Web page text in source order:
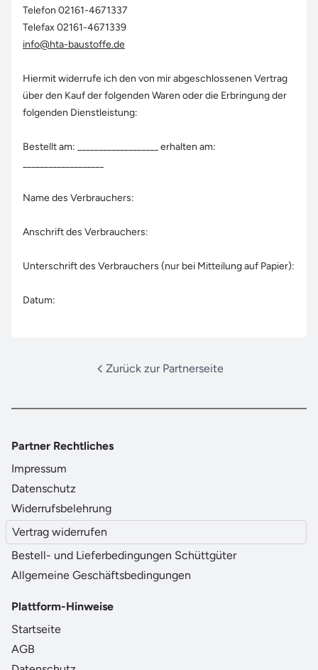
Telefon 02161-4671337
Telefax 02161-4671339
info@hta-baustoffe.de
Hiermit widerrufe ich den von mir abgeschlossenen Vertrag
über den Kauf der folgenden Waren oder die Erbringung der
folgenden Dienstleistung:
Bestellt am: ___________________ erhalten am:
Name des Verbrauchers:
Anschrift des Verbrauchers:
Unterschrift des Verbrauchers (nur bei Mitteilung auf Papier):
Datum:
Zurück zur Partnerseite
Partner Rechtliches
Impressum
Datenschutz
Widerrufsbelehrung
Vertrag widerrufen
Bestell- und Lieferbedingungen Schüttgüter
Allgemeine Geschäftsbedingungen
Plattform-Hinweise
Startseite
AGB